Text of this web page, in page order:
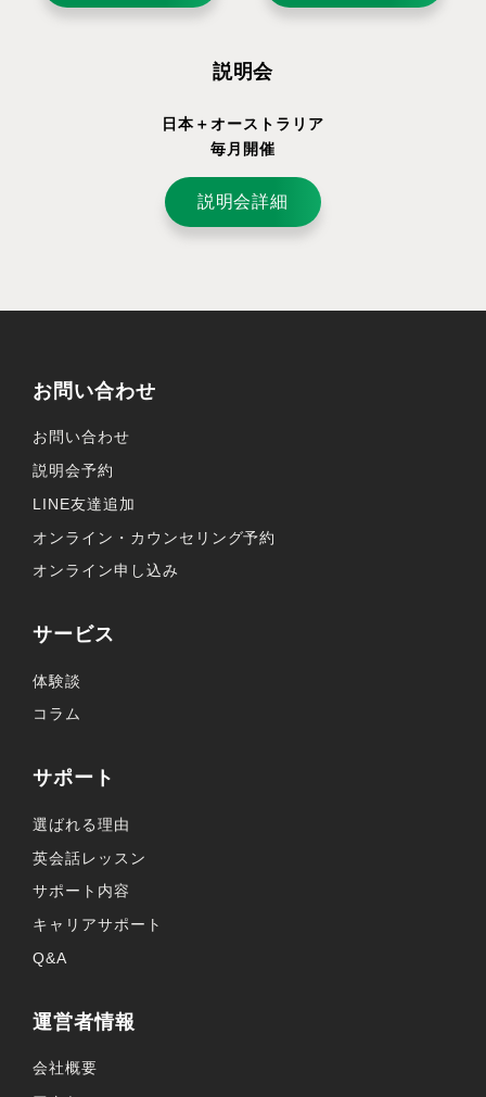
説明会
日本＋オーストラリア
毎月開催
説明会詳細
お問い合わせ
お問い合わせ
説明会予約
LINE友達追加
オンライン・カウンセリング予約
オンライン申し込み
サービス
体験談
コラム
サポート
選ばれる理由
英会話レッスン
サポート内容
キャリアサポート
Q&A
運営者情報
会社概要